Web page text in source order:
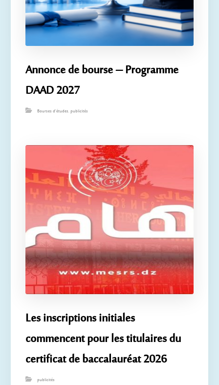
Annonce de bourse – Programme
DAAD 2027
Bourses d'études,publicités
Les inscriptions initiales
commencent pour les titulaires du
certificat de baccalauréat 2026
publicités